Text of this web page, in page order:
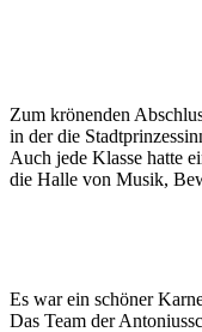
Zum krönenden
in der die
Auch jede Klasse hatte
die Halle von Musik,
Es war ein schöner
Das Team der